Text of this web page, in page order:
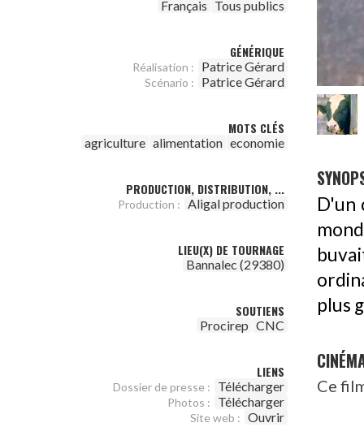
Français Tous publics
GÉNÉRIQUE
Réalisation : Patrice Gérard
Scénario : Patrice Gérard
MOTS CLÉS
agriculture alimentation economie
PRODUCTION, DISTRIBUTION, ...
Production : Aligal production
LIEU(X) DE TOURNAGE
Bannalec (29380)
SOUTIENS
Procirep CNC
LIENS
Dossier de presse : Télécharger
Photos : Télécharger
Site web : Ouvrir
D'un
plus
Ce